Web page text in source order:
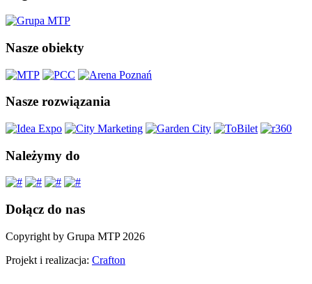
Nasze obiekty
Nasze rozwiązania
Należymy do
Dołącz do nas
Copyright by Grupa MTP 2026
Projekt i realizacja: Crafton